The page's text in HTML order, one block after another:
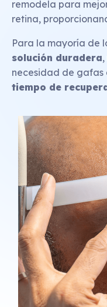
remodela para
retina,
Para la mayoría de
solución duradera
necesidad de gafas
tiempo de